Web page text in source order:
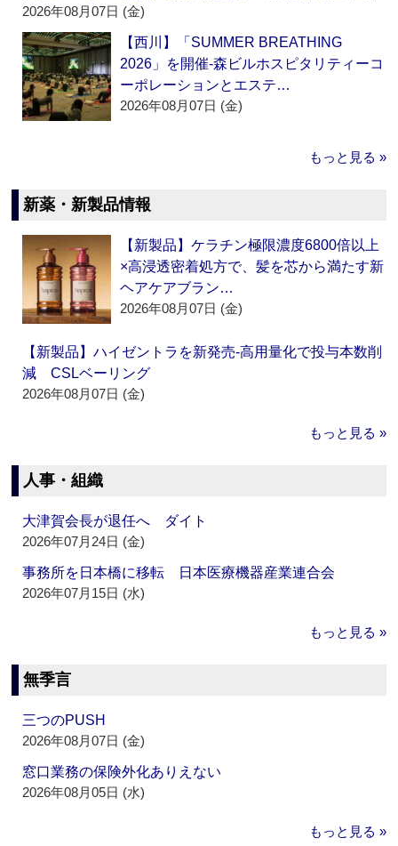
2026年08月07日 (金)
【西川】「SUMMER BREATHING
2026」を開催‐森ビルホスピタリティーコ
ーポレーションとエステ…
2026年08月07日 (金)
もっと見る »
新薬・新製品情報
【新製品】ケラチン極限濃度6800倍以上
×高浸透密着処方で、髪を芯から満たす新
ヘアケアブラン…
2026年08月07日 (金)
【新製品】ハイゼントラを新発売‐高用量化で投与本数削
減 CSLベーリング
2026年08月07日 (金)
もっと見る »
人事・組織
大津賀会長が退任へ ダイト
2026年07月24日 (金)
事務所を日本橋に移転 日本医療機器産業連合会
2026年07月15日 (水)
もっと見る »
無季言
三つのPUSH
2026年08月07日 (金)
窓口業務の保険外化ありえない
2026年08月05日 (水)
もっと見る »